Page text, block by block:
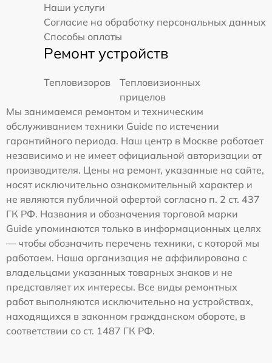
Наши услуги
Согласие на обработку персональных данных
Способы оплаты
Ремонт устройств
Тепловизоров
Тепловизионных
прицелов
Мы занимаемся ремонтом и техническим
обслуживанием техники Guide по истечении
гарантийного периода. Наш центр в Москве работает
независимо и не имеет официальной авторизации от
производителя. Цены на ремонт, указанные на сайте,
носят исключительно ознакомительный характер и
не являются публичной офертой согласно п. 2 ст. 437
ГК РФ. Названия и обозначения торговой марки
Guide упоминаются только в информационных целях
— чтобы обозначить перечень техники, с которой мы
работаем. Наша организация не аффилирована с
владельцами указанных товарных знаков и не
представляет их интересы. Все виды ремонтных
работ выполняются исключительно на устройствах,
находящихся в законном гражданском обороте, в
соответствии со ст. 1487 ГК РФ.